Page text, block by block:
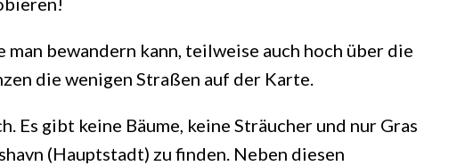
bewandern kann, teilweise auch hoch über die
die wenigen Straßen auf der Karte.
gibt keine Bäume, keine Sträucher und nur Gras
(Hauptstadt) zu finden. Neben diesen